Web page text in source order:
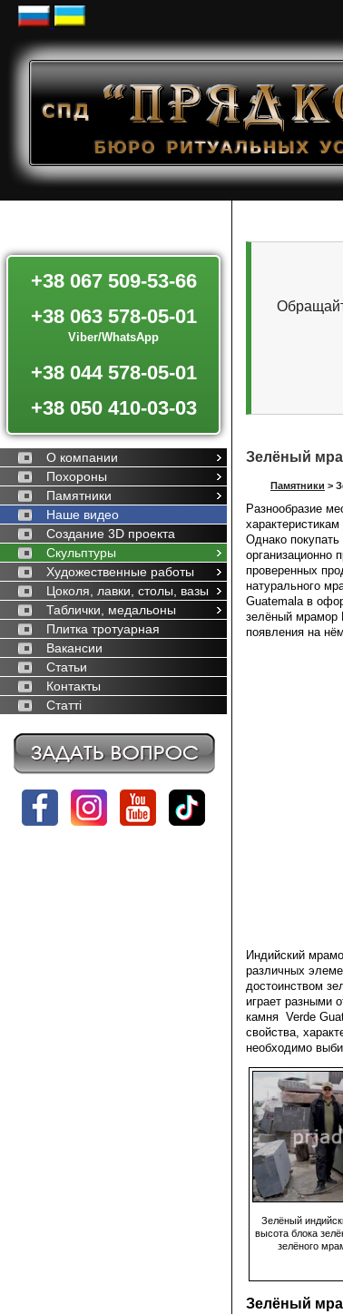
Зелёный
Памятники >
Разнообразие
Однако
организационно
проверенных
натурального
Guatemalа​​​​​​​ в
зелёный мрамор
появления на
Индийский
различных
достоинством
играет разными
камня Verde
свойства,
необходимо
Зелёный
высота блока
зелёного
Зелёный
+38 067 509-53-66
+38 063 578-05-01
Viber/WhatsApp
+38 044 578-05-01
+38 050 410-03-03
О компании
Похороны
Памятники
Наше видео
Создание 3D проекта
Скульптуры
Художественные работы
Цоколя, лавки, столы, вазы
Таблички, медальоны
Плитка тротуарная
Вакансии
Статьи
Контакты
Статті